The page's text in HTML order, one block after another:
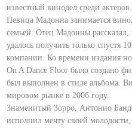
известный винодел среди актеров.
Певица Мадонна занимается
семьей. Отец Мадонны
удалось получить только спустя
компании. Ко времени издания
On A Dance Floor было создано
был выполнен в стиле альбома.
мировом рынке в 2006 году.
Знаменитый Зорро, Антонио
исполнил мечту своей